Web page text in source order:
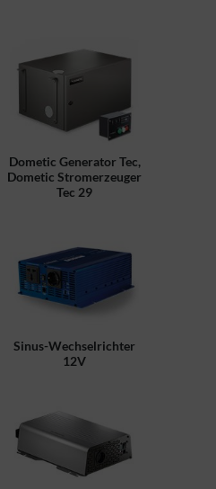
Dometic Generator Tec,
Dometic Stromerzeuger
Tec 29
Sinus-Wechselrichter
12V